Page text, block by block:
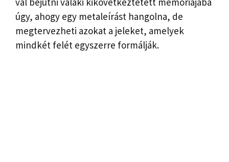
úgy, ahogy egy metaleírást hangolna, de
megtervezheti azokat a jeleket, amelyek
mindkét felét egyszerre formálják.